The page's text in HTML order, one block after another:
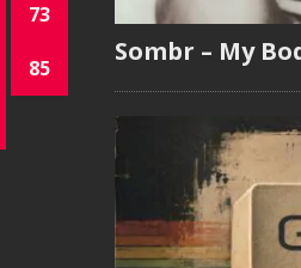
73
85
Sombr – My